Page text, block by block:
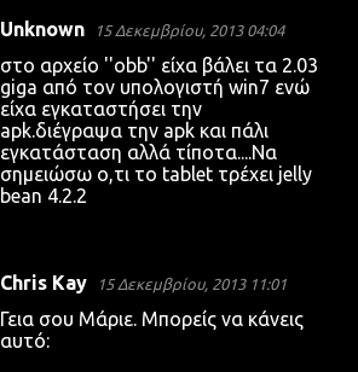
Unknown 15 Δεκεμβρίου, 2013 04:04
στο αρχείο ''obb'' είχα βάλει τα 2.03
giga από τον υπολογιστή win7 ενώ
είχα εγκαταστήσει την
apk.διέγραψα την apk και πάλι
εγκατάσταση αλλά τίποτα....Να
σημειώσω ο,τι το tablet τρέχει jelly
bean 4.2.2
Chris Kay 15 Δεκεμβρίου, 2013 11:01
Γεια σου Μάριε. Μπορείς να κάνεις
αυτό: